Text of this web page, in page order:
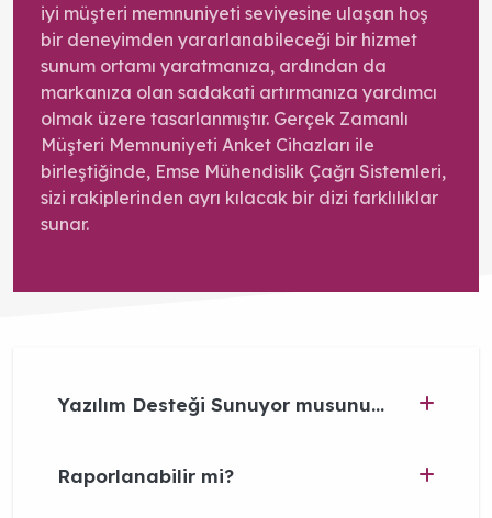
iyi müşteri memnuniyeti seviyesine ulaşan hoş
bir deneyimden yararlanabileceği bir hizmet
sunum ortamı yaratmanıza, ardından da
markanıza olan sadakati artırmanıza yardımcı
olmak üzere tasarlanmıştır. Gerçek Zamanlı
Müşteri Memnuniyeti Anket Cihazları ile
birleştiğinde, Emse Mühendislik Çağrı Sistemleri,
sizi rakiplerinden ayrı kılacak bir dizi farklılıklar
sunar.
Yazılım Desteği Sunuyor musunuz?
Raporlanabilir mi?